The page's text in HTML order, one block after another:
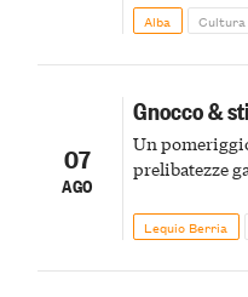
Alba Cultura
07
AGO
Gnocco &
Un
prelibatezze
Lequio Berria